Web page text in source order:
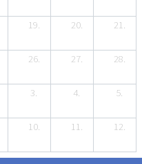
19. 20. 21.
26. 27. 28.
3. 4. 5.
10. 11. 12.